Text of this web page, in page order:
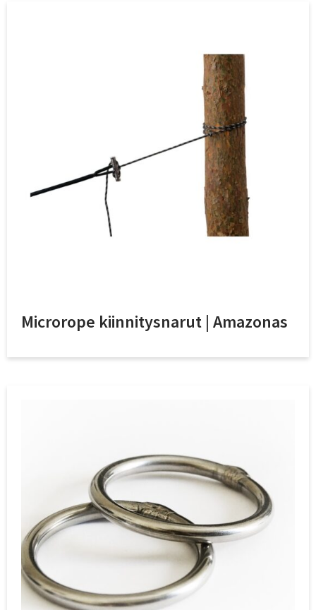
Microrope kiinnitysnarut | Amazonas